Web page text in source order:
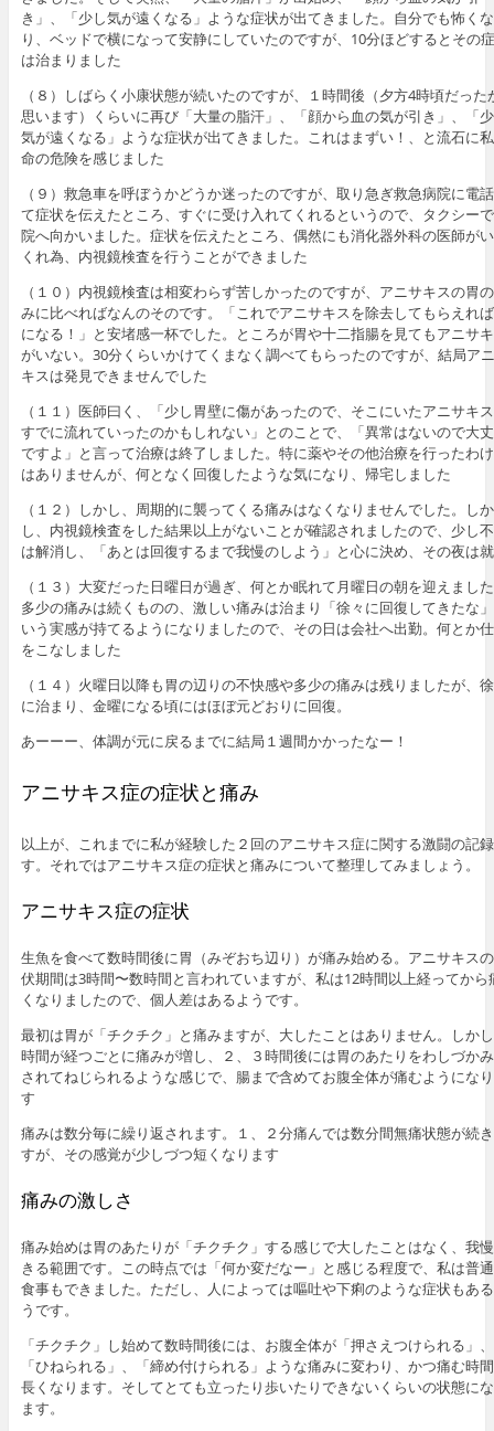
き」、「少し気が遠くなる」ような症状が出てきました。自分でも怖くな
り、ベッドで横になって安静にしていたのですが、10分ほどするとその
は治まりました
（８）しばらく小康状態が続いたのですが、１時間後（夕方4時頃だった
思います）くらいに再び「大量の脂汗」、「顔から血の気が引き」、「
気が遠くなる」ような症状が出てきました。これはまずい！、と流石に
命の危険を感じました
（９）救急車を呼ぼうかどうか迷ったのですが、取り急ぎ救急病院に電
て症状を伝えたところ、すぐに受け入れてくれるというので、タクシー
院へ向かいました。症状を伝えたところ、偶然にも消化器外科の医師が
くれ為、内視鏡検査を行うことができました
（１０）内視鏡検査は相変わらず苦しかったのですが、アニサキスの胃
みに比べればなんのそのです。「これでアニサキスを除去してもらえれ
になる！」と安堵感一杯でした。ところが胃や十二指腸を見てもアニサ
がいない。30分くらいかけてくまなく調べてもらったのですが、結局ア
キスは発見できませんでした
（１１）医師曰く、「少し胃壁に傷があったので、そこにいたアニサキ
すでに流れていったのかもしれない」とのことで、「異常はないので大
ですよ」と言って治療は終了しました。特に薬やその他治療を行ったわ
はありませんが、何となく回復したような気になり、帰宅しました
（１２）しかし、周期的に襲ってくる痛みはなくなりませんでした。しか
し、内視鏡検査をした結果以上がないことが確認されましたので、少し
は解消し、「あとは回復するまで我慢のしよう」と心に決め、その夜は
（１３）大変だった日曜日が過ぎ、何とか眠れて月曜日の朝を迎えまし
多少の痛みは続くものの、激しい痛みは治まり「徐々に回復してきたな
いう実感が持てるようになりましたので、その日は会社へ出勤。何とか
をこなしました
（１４）火曜日以降も胃の辺りの不快感や多少の痛みは残りましたが、
に治まり、金曜になる頃にはほぼ元どおりに回復。
あーーー、体調が元に戻るまでに結局１週間かかったなー！
アニサキス症の症状と痛み
以上が、これまでに私が経験した２回のアニサキス症に関する激闘の記
す。それではアニサキス症の症状と痛みについて整理してみましょう。
アニサキス症の症状
生魚を食べて数時間後に胃（みぞおち辺り）が痛み始める。アニサキス
伏期間は3時間〜数時間と言われていますが、私は12時間以上経ってから
くなりましたので、個人差はあるようです。
最初は胃が「チクチク」と痛みますが、大したことはありません。しか
時間が経つごとに痛みが増し、２、３時間後には胃のあたりをわしづか
されてねじられるような感じで、腸まで含めてお腹全体が痛むようにな
す
痛みは数分毎に繰り返されます。１、２分痛んでは数分間無痛状態が続
すが、その感覚が少しづつ短くなります
痛みの激しさ
痛み始めは胃のあたりが「チクチク」する感じで大したことはなく、我
きる範囲です。この時点では「何か変だなー」と感じる程度で、私は普
食事もできました。ただし、人によっては嘔吐や下痢のような症状もあ
うです。
「チクチク」し始めて数時間後には、お腹全体が「押さえつけられる」、
「ひねられる」、「締め付けられる」ような痛みに変わり、かつ痛む時
長くなります。そしてとても立ったり歩いたりできないくらいの状態に
ます。